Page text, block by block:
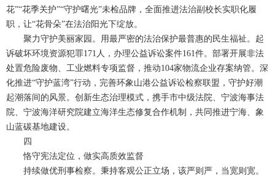
花”“花季关护”“守护曙光”未检品牌，全面推进法治副校长实职化履
职，让“花骨朵”在法治阳光下绽放。
聚力守护美丽家园。用最严密的法治保护最普惠的民生福祉。起
诉破坏环境资源犯罪171人，办理公益诉讼案件161件。部署开展非法
处置危险废物、工业燃料专项监督，推动104家物流企业存案纳管。深
化推进“守护蓝湾”行动，完善环象山港公益诉讼检察联盟，守护好潮
起潮落间的风景。创新生态治理模式，携手市中级法院、宁波海事法
院、宁波海洋研究院建立海洋生态修复合作机制，共同推进宁海、象
山蓝碳基地建设。
四
恪守宪法定位，做实高质效监督
持续做优刑事检察。秉持客观公正立场，该严则严，当宽则宽。